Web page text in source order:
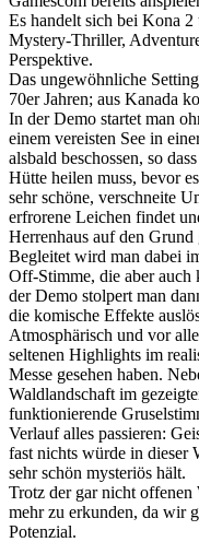
Es handelt sich bei Kona 2
Mystery-Thriller,
Perspektive.
Das ungewöhnliche
70er Jahren; aus Kanada
In der Demo startet man
einem vereisten See in
alsbald beschossen, so
Hütte heilen muss, bevor
sehr schöne, verschneite
erfrorene Leichen findet
Herrenhaus auf den Grund
Begleitet wird man dabei
Off-Stimme, die aber auch
der Demo stolpert man
die komische Effekte
Atmosphärisch und vor
seltenen Highlights im
Messe gesehen haben.
Waldlandschaft im
funktionierende
Verlauf alles passieren:
fast nichts würde in dieser
sehr schön mysteriös hält.
Trotz der gar nicht
mehr zu erkunden, da wir
Potenzial.